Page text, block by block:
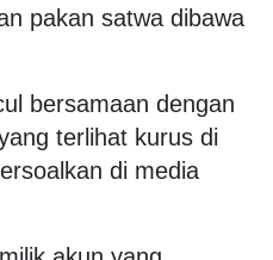
pakan satwa dibawa
bersamaan dengan
terlihat kurus di
di media